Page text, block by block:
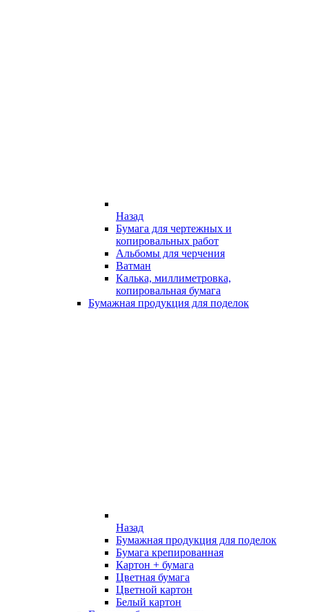
Назад
Бумага для чертежных и
копировальных работ
Альбомы для черчения
Ватман
Калька, миллиметровка,
копировальная бумага
Бумажная продукция для поделок
Назад
Бумажная продукция для поделок
Бумага крепированная
Картон + бумага
Цветная бумага
Цветной картон
Белый картон